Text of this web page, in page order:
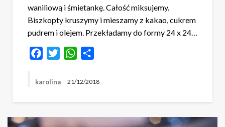
waniliową i śmietankę. Całość miksujemy.
Biszkopty kruszymy i mieszamy z kakao, cukrem
pudrem i olejem. Przekładamy do formy 24 x 24…
FacebookTwitterWhatsApp
karolina 21/12/2018